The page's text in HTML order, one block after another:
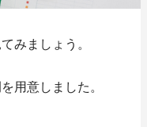
みましょう。
用意しました。